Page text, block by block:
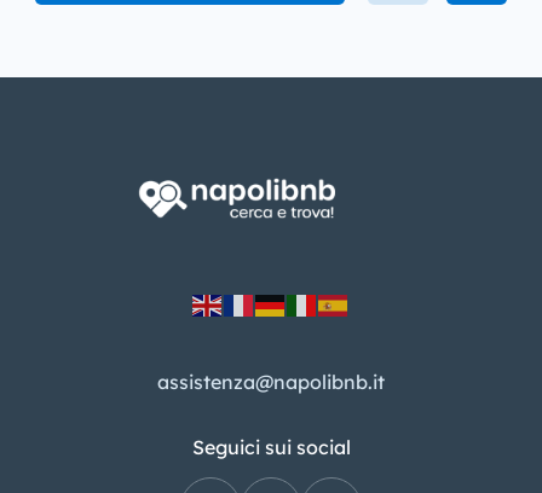
assistenza@napolibnb.it
Seguici sui social